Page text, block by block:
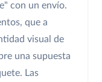
con un envío.
que a
visual de
una supuesta
Las